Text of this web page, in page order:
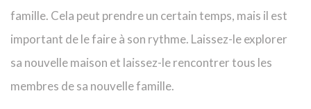
famille. Cela peut prendre un certain temps, mais il est
important de le faire à son rythme. Laissez-le explorer
sa nouvelle maison et laissez-le rencontrer tous les
membres de sa nouvelle famille.